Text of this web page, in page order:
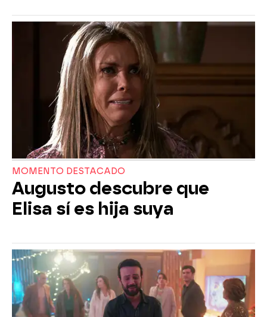
MOMENTO DESTACADO
Augusto descubre que
Elisa sí es hija suya